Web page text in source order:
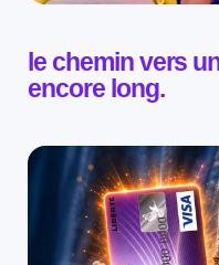
le chemin vers
encore long.